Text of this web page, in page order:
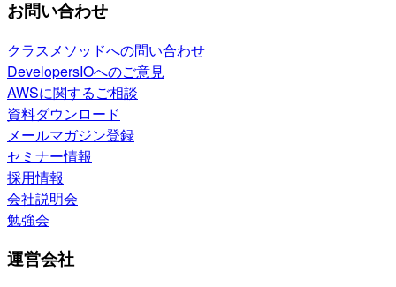
お問い合わせ
クラスメソッドへの問い合わせ
DevelopersIOへのご意見
AWSに関するご相談
資料ダウンロード
メールマガジン登録
セミナー情報
採用情報
会社説明会
勉強会
運営会社